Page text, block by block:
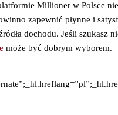
Millioner w Polsce
zapewnić płynne i
dochodu. Jeśli szukasz
może być dobrym wyborem.